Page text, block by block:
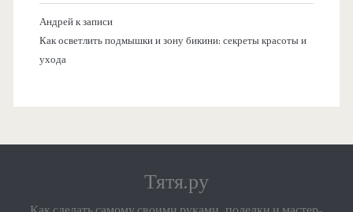
Андрейк записи
Как осветлить подмышки и зону бикини: секреты красоты и
ухода
Тятя.ру